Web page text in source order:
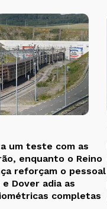
um teste com as
enquanto o Reino
reforçam o pessoal
Dover adia as
completas